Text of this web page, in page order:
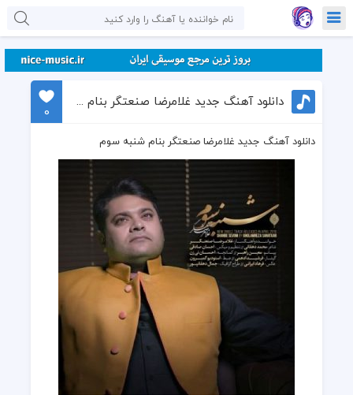
دانلود آهنگ جدید غلامرضا صنعتگر بنام شنبه سوم
0
دانلود آهنگ جدید غلامرضا صنعتگر بنام شنبه سوم